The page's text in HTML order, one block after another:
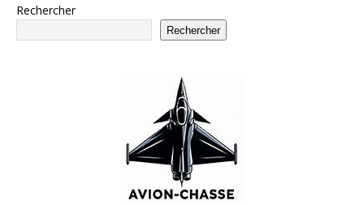
Rechercher
Rechercher